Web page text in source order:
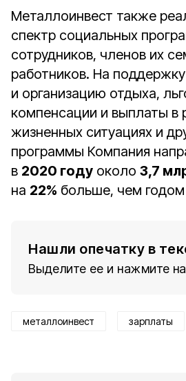
Металлоинвест также
спектр социальных
сотрудников, членов их
работников. На
и организацию отдыха,
компенсации и выплаты в
жизненных ситуациях и
программы Компания
в 2020 году около 3,7
на 22% больше, чем годом
Нашли опечатку в
Выделите ее и нажмите на
металлоинвест зарплаты